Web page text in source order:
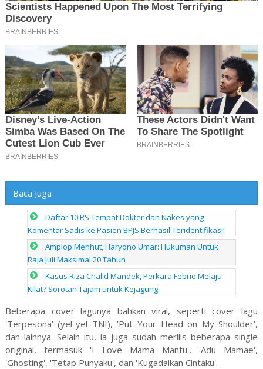
Baca Juga
Daftar 10 RS Tempat Dokter dan Nakes yang
Komentar Sadis ke Pasien BPJS Berhasil Teridentifikasi!
Amplop Menhut, Haryono Umar: Hukuman Untuk
Raja Juli Maksimal 20 Tahun
Kasus Riza Chalid Mandek, Perkara Febrie Melaju
Kilat? Sorotan Tajam untuk Kejagung
Beberapa cover lagunya bahkan viral, seperti cover lagu
'Terpesona' (yel-yel TNI), 'Put Your Head on My Shoulder',
dan lainnya. Selain itu, ia juga sudah merilis beberapa single
original, termasuk 'I Love Mama Mantu', 'Adu Mamae',
'Ghosting', 'Tetap Punyaku', dan 'Kugadaikan Cintaku'.